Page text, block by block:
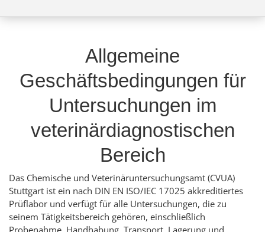
Allgemeine
Geschäftsbedingungen für
Untersuchungen im
veterinärdiagnostischen
Bereich
Das Chemische und Veterinäruntersuchungsamt (CVUA)
Stuttgart ist ein nach DIN EN ISO/IEC 17025 akkreditiertes
Prüflabor und verfügt für alle Untersuchungen, die zu
seinem Tätigkeitsbereich gehören, einschließlich